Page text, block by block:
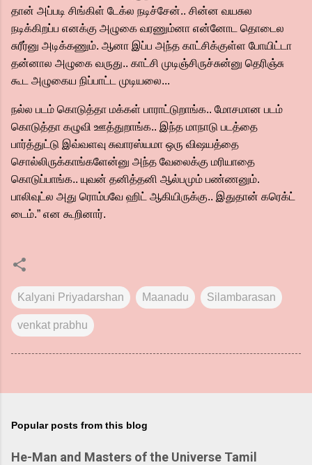
தான் அப்படி சிங்கிள் டேக்ல நடிச்சேன்.. சின்ன வயசுல
நடிக்கிறப்ப எனக்கு அழுகை வரணும்னா என்னோட தொடைல
சுரீர்னு அடிக்கணும். ஆனா இப்ப அந்த காட்சிக்குள்ள போயிட்டா
தன்னால அழுகை வருது.. காட்சி முடிஞ்சிருச்சுன்னு தெரிஞ்சு
கூட அழுகைய நிப்பாட்ட முடியலை...
நல்ல படம் கொடுத்தா மக்கள் பாராட்டுறாங்க.. மோசமான படம்
கொடுத்தா கழுவி ஊத்துறாங்க.. இந்த மாநாடு படத்தை
பார்த்துட்டு இவ்வளவு சுவாரஸ்யமா ஒரு விஷயத்தை
சொல்லிருக்காங்களேன்னு அந்த வேலைக்கு மரியாதை
கொடுப்பாங்க.. யுவன் தனித்தனி ஆல்பமும் பண்ணனும்.
பாலிவுட்ல அது ரொம்பவே ஹிட் ஆகியிருக்கு.. இதுதான் கரெக்ட்
டைம்.” என கூறினார்.
Kalyani Priyadarshan Maanadu Silambarasan
venkat prabhu
Popular posts from this blog
He-Man and Masters of the Universe Tamil